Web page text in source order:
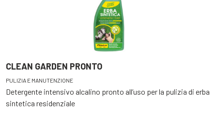
CLEAN GARDEN PRONTO
PULIZIA E MANUTENZIONE
Detergente intensivo alcalino pronto all’uso per la pulizia di erba
sintetica residenziale